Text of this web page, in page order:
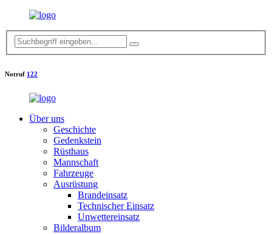
Notruf 122
Über uns
Geschichte
Gedenkstein
Rüsthaus
Mannschaft
Fahrzeuge
Ausrüstung
Brandeinsatz
Technischer Einsatz
Unwettereinsatz
Bilderalbum